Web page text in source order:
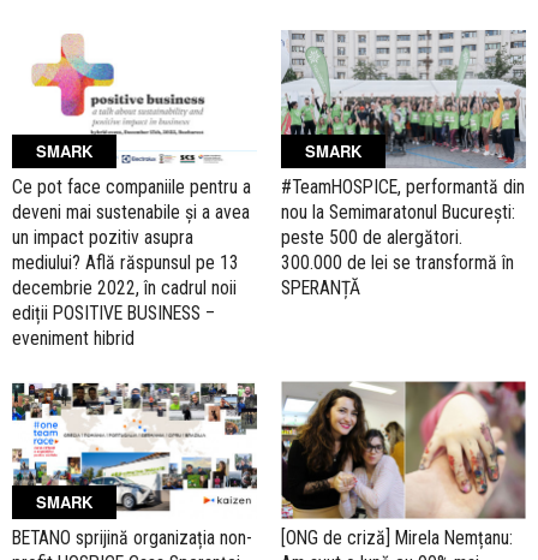
SMARK
Ce pot face companiile pentru a
deveni mai sustenabile și a avea
un impact pozitiv asupra
mediului? Află răspunsul pe 13
decembrie 2022, în cadrul noii
ediții POSITIVE BUSINESS –
eveniment hibrid
SMARK
#TeamHOSPICE, performantă din
nou la Semimaratonul București:
peste 500 de alergători.
300.000 de lei se transformă în
SPERANȚĂ
SMARK
BETANO sprijină organizația non-
[ONG de criză] Mirela Nemțanu: